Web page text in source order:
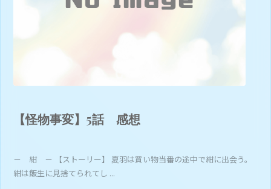
【怪物事変】5話 感想
－ 紺 － 【ストーリー】 夏羽は買い物当番の途中で紺に出会う。
紺は飯生に見捨てられてし ...